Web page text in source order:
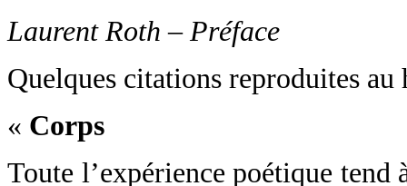
Laurent Roth – Préface
Quelques citations reproduites au
« Corps
Toute l’expérience poétique tend